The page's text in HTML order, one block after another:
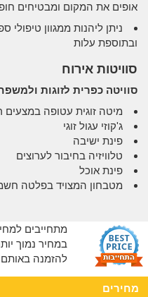
אופים את המקום ומבטיחים
ניתן ליהנות ממגוון
ובתוספת עלות
סוויטות אירוח
סוויטה כפרית לזוגות
מיטה זוגית עטופה במצעים
ג'קוזי עגול זוגי
פינת ישיבה
טלוויזיה בחיבור לערוצים
פינת אוכל
מטבחון המצויד בפלטה
יציאה אל מרפסת פרטית עם
(לא ניתן להשתמש במנגל
ניתן לקבל מיחם ופלטה
ניתן להזמין מגוון טיפולי ספא
ובתיאום מראש.
מתחייבים
במחיר נמוך
להזמנה
מחירים